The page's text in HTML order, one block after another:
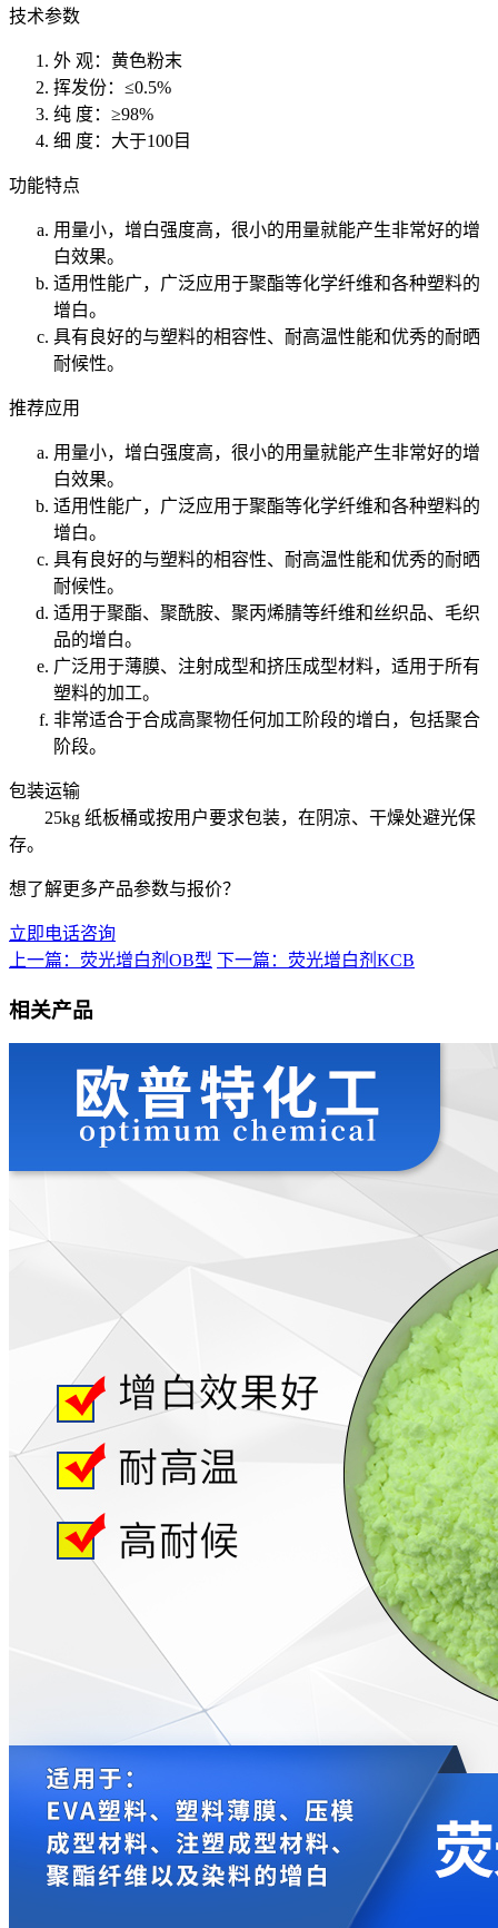
技术参数
外 观：黄色粉末
挥发份：≤0.5%
纯 度：≥98%
细 度：大于100目
功能特点
用量小，增白强度高，很小的用量就能产生非常好的增
白效果。
适用性能广，广泛应用于聚酯等化学纤维和各种塑料的
增白。
具有良好的与塑料的相容性、耐高温性能和优秀的耐晒
耐候性。
推荐应用
用量小，增白强度高，很小的用量就能产生非常好的增
白效果。
适用性能广，广泛应用于聚酯等化学纤维和各种塑料的
增白。
具有良好的与塑料的相容性、耐高温性能和优秀的耐晒
耐候性。
适用于聚酯、聚酰胺、聚丙烯腈等纤维和丝织品、毛织
品的增白。
广泛用于薄膜、注射成型和挤压成型材料，适用于所有
塑料的加工。
非常适合于合成高聚物任何加工阶段的增白，包括聚合
阶段。
包装运输
25kg 纸板桶或按用户要求包装，在阴凉、干燥处避光保
存。
想了解更多产品参数与报价？
立即电话咨询
上一篇：荧光增白剂OB型 下一篇：荧光增白剂KCB
相关产品